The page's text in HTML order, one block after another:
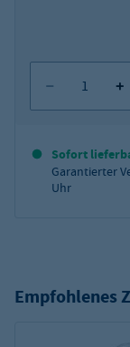
Sofort
Garantierter
Uhr
Empfohlenes